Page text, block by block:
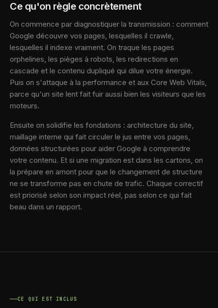
Ce qu'on règle concrètement
On commence par diagnostiquer la transmission : comment
Google découvre vos pages, lesquelles il crawle,
lesquelles il indexe vraiment. On traque les pages
orphelines, les pièges à robots, les redirections en
cascade et le contenu dupliqué qui dilue votre énergie.
Puis on s'attaque à la performance et aux Core Web Vitals,
parce qu'un site lent fait fuir aussi bien les visiteurs que les
moteurs.
Ensuite on solidifie les fondations : architecture du site,
maillage interne qui fait circuler le jus entre vos pages,
données structurées pour aider Google à comprendre
votre contenu. Et si une migration est dans les cartons, on
la prépare en amont pour que le changement de structure
ne se transforme pas en chute de trafic. Chaque correctif
est priorisé selon son impact réel, pas selon ce qui fait
beau dans un rapport.
CE QUI EST INCLUS